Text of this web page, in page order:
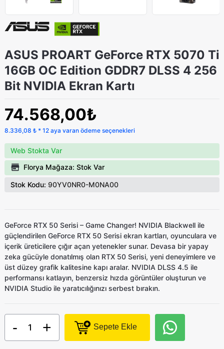
ASUS PROART GeForce RTX 5070 Ti
16GB OC Edition GDDR7 DLSS 4 256
Bit NVIDIA Ekran Kartı
74.568,00₺
8.336,08 ₺ * 12 aya varan ödeme seçenekleri
Web Stokta Var
Florya Mağaza: Stok Var
Stok Kodu: 90YV0NR0-M0NA00
GeForce RTX 50 Serisi – Game Changer! NVIDIA Blackwell ile
güçlendirilen GeForce RTX 50 Serisi ekran kartları, oyunculara ve
içerik üreticilere çığır açan yetenekler sunar. Devasa bir yapay
zeka gücüyle donatılmış olan RTX 50 Serisi, yeni deneyimlere ve
üst düzey grafik kalitesine kapı aralar. NVIDIA DLSS 4.5 ile
performansı katlayın, benzersiz hızda görüntüler oluşturun ve
NVIDIA Studio ile yaratıcılığınızı serbest bırakın.
- + Sepete Ekle